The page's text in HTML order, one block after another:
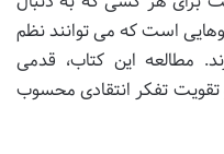
است که می توانند نظم
مطالعه این کتاب، قدمی
تفکر انتقادی محسوب